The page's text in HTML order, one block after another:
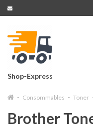
Shop-Express
Consommables Toner
Brother